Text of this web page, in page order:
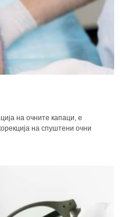
на очните капаци, е
на спуштени очни